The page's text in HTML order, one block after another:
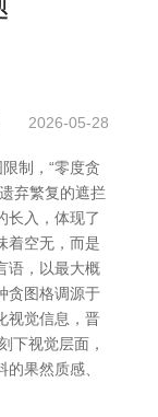
2026-05-28
制，“零度贪
弃繁复的遮拦
长入，体现了
着空无，而是
语，以最大概
贪图格调源于
视觉信息，晋
下视觉层面，
果然质感、